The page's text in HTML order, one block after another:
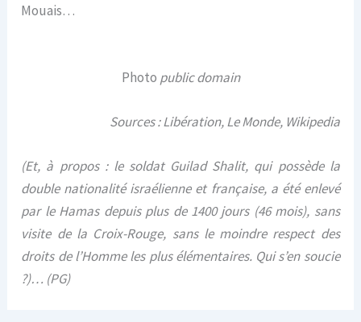
Mouais…
Photo public domain
Sources : Libération, Le Monde, Wikipedia
(Et, à propos : le soldat Guilad Shalit, qui possède la
double nationalité israélienne et française, a été enlevé
par le Hamas depuis plus de 1400 jours (46 mois), sans
visite de la Croix-Rouge, sans le moindre respect des
droits de l’Homme les plus élémentaires. Qui s’en soucie
?)… (PG)